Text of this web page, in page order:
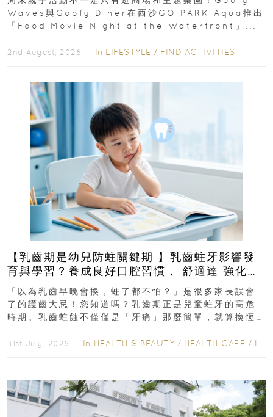
Waves與Goofy Diner在西沙GO PARK Aqua推出
「Food Movie Night at the Waterfront」...
2nd August, 2026 ｜ In LIFESTYLE / FIND ACTIVITIES
【乳齒期是幼兒防蛀關鍵期 】乳齒蛀牙影響發
育與學習？養成良好口腔習慣， 舒適達 強化琺
瑯質 兒童牙膏防護指南
「以為乳齒早晚會換，蛀了都不怕？」是很多家長誤會
了的護齒大忌！您知道嗎？乳齒期正是兒童蛀牙的高危
時期。乳齒蛀蝕不僅僅是「牙痛」那麼簡單，就算換恆
31st July, 2026 ｜ In HEALTH & BEAUTY / HEALTH CARE / LIFESTYLE